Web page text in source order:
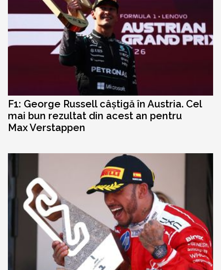
F1: George Russell câștigă în Austria. Cel
mai bun rezultat din acest an pentru
Max Verstappen